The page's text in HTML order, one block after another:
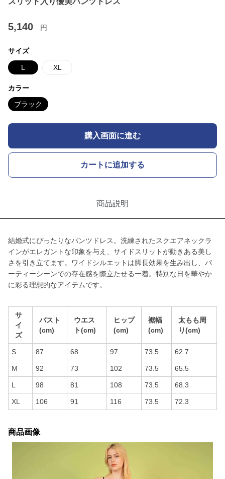
5,140 円
サイズ
L XL
カラー
ブラック
購入画面に進む
カートに追加する
商品説明
結婚式にぴったりなパンツドレス。洗練されたスクエアネックラ
インがエレガントな印象を与え、サイドスリットが動きある美し
さを引き立てます。ワイドシルエットは脚長効果を生み出し、パ
ーティーシーンでの存在感を際立たせる一着。特別な日を華やか
に彩る理想的なアイテムです。
サ
イ
ズ
バスト
(cm)
ウエス
ト(cm)
ヒップ
(cm)
裾幅
(cm)
太もも周
り(cm)
S 87 68 97 73.5 62.7
M 92 73 102 73.5 65.5
L 98 81 108 73.5 68.3
XL 106 91 116 73.5 72.3
商品画像